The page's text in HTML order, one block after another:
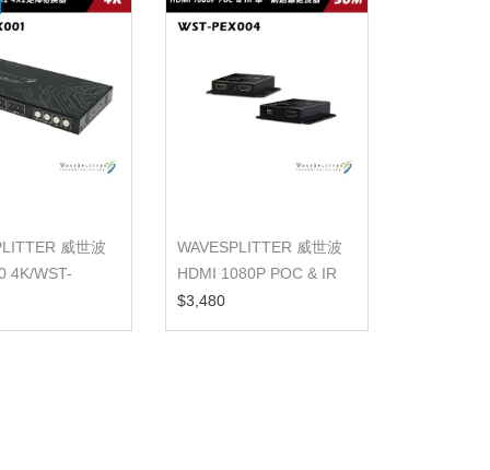
威世波
4K/WST-
WAVESPLITTER 威世波
HDMI 1080P POC & IR
單一網路線...
$3,480